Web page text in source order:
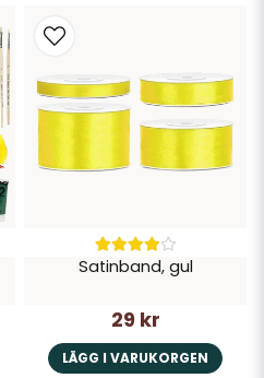
Satinband, gul
29 kr
LÄGG I VARUKORGEN